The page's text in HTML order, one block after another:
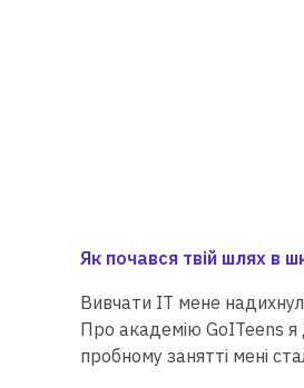
Як почався твій шлях в
Вивчати IT мене
Про академію GoITeens я
пробному занятті мені